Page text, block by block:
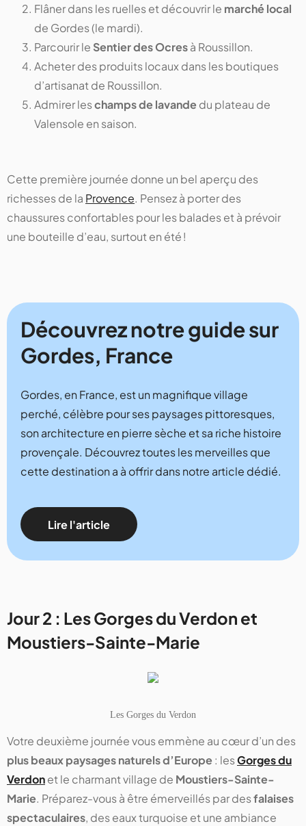
Flâner dans les ruelles et découvrir le marché local
de Gordes (le mardi).
Parcourir le Sentier des Ocresà Roussillon.
Acheter des produits locaux dans les boutiques
d’artisanat de Roussillon.
Admirer leschamps de lavandedu plateau de
Valensole en saison.
Cette première journée donne un bel aperçu des
richesses de la Provence. Pensez à porter des
chaussures confortables pour les balades et à prévoir
une bouteille d’eau, surtout en été !
Découvrez notre guide sur
Gordes, France
Gordes, en France, est un magnifique village
perché, célèbre pour ses paysages pittoresques,
son architecture en pierre sèche et sa riche histoire
provençale. Découvrez toutes les merveilles que
cette destination a à offrir dans notre article dédié.
Lire l'article
Jour 2 : Les Gorges du Verdon et
Moustiers-Sainte-Marie
Les Gorges du Verdon
Votre deuxième journée vous emmène au cœur d’un des
plus beaux paysages naturels d’Europe: lesGorges du
Verdonet le charmant village de Moustiers-Sainte-
Marie. Préparez-vous à être émerveillés par desfalaises
spectaculaires, des eaux turquoise et une ambiance